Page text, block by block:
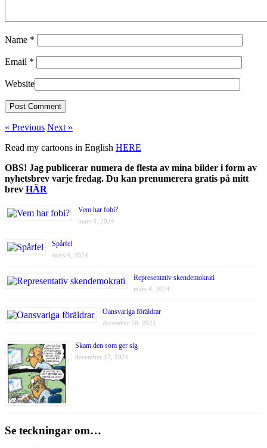
Name *
Email *
Website
« Previous Next »
Read my cartoons in English HERE
OBS! Jag publicerar numera de flesta av mina bilder i form av
nyhetsbrev varje fredag. Du kan prenumerera gratis på mitt
brev HÄR
Vem har fobi?
mars 4, 2024
Spårfel
mars 4, 2024
Representativ skendemokrati
mars 4, 2024
Oansvariga föräldrar
december 20, 2021
Skam den som ger sig
december 17, 2021
Se teckningar om…